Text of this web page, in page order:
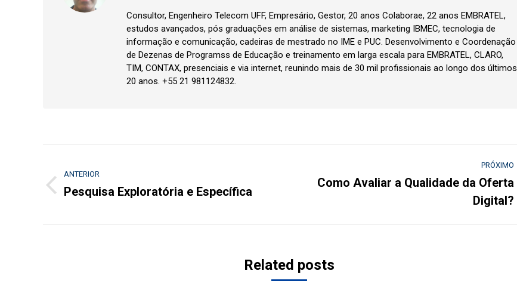
Consultor, Engenheiro Telecom UFF, Empresário, Gestor, 20 anos Colaborae, 22 anos EMBRATEL,
estudos avançados, pós graduações em análise de sistemas, marketing IBMEC, tecnologia de
informação e comunicação, cadeiras de mestrado no IME e PUC. Desenvolvimento e Coordenação
de Dezenas de Programss de Educação e treinamento em larga escala para EMBRATEL, CLARO,
TIM, CONTAX, presenciais e via internet, reunindo mais de 30 mil profissionais ao longo dos últimos
20 anos. +55 21 981124832.
deANTERIOR
Post
Pesquisa Exploratória e Específica
PRÓXIMO
Como Avaliar a Qualidade da Oferta
Digital?
Related posts